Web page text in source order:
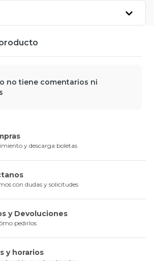
no tiene comentarios ni
y descarga boletas
con dudas y solicitudes
y Devoluciones
pedirlos
y horarios